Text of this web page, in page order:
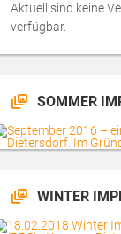
Aktuell sind keine
verfügbar.
SOMMER
WINTER